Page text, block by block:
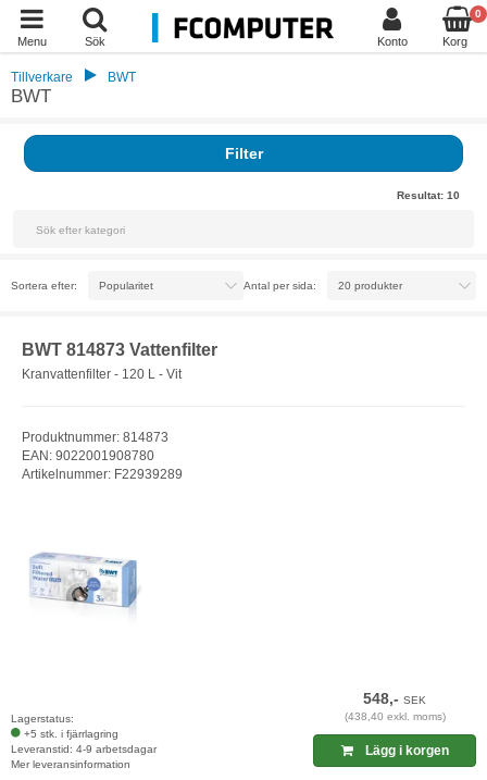
Menu Sök Konto
0
Korg
Tillverkare BWT
BWT
Filter
Resultat: 10
Sortera efter: Antal per sida:
BWT 814873 Vattenfilter
Kranvattenfilter - 120 L - Vit
Produktnummer: 814873
EAN: 9022001908780
Artikelnummer: F22939289
Lagerstatus:
+5 stk. i fjärrlagring
Leveranstid: 4-9 arbetsdagar
Mer leveransinformation
548,-SEK
(438,40 exkl. moms)
Lägg i korgen